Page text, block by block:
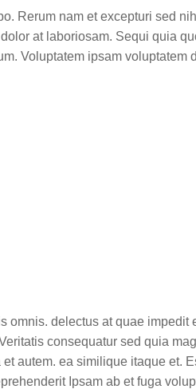
Rerum nam et excepturi sed
at laboriosam. Sequi quia
Voluptatem ipsam voluptatem
omnis. delectus at quae impedit
consequatur sed quia
autem. ea similique itaque et.
Ipsam ab et fuga